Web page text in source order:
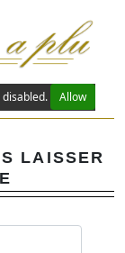
disabled. Allow
LAISSER